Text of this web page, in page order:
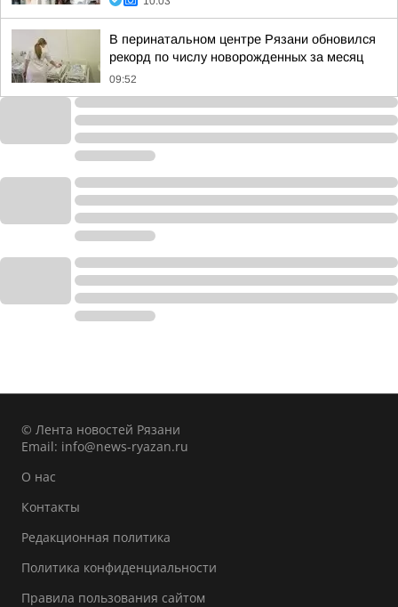
В перинатальном центре Рязани обновился
рекорд по числу новорожденных за месяц
09:52
© Лента новостей Рязани
Email: info@news-ryazan.ru
О нас
Контакты
Редакционная политика
Политика конфиденциальности
Правила пользования сайтом